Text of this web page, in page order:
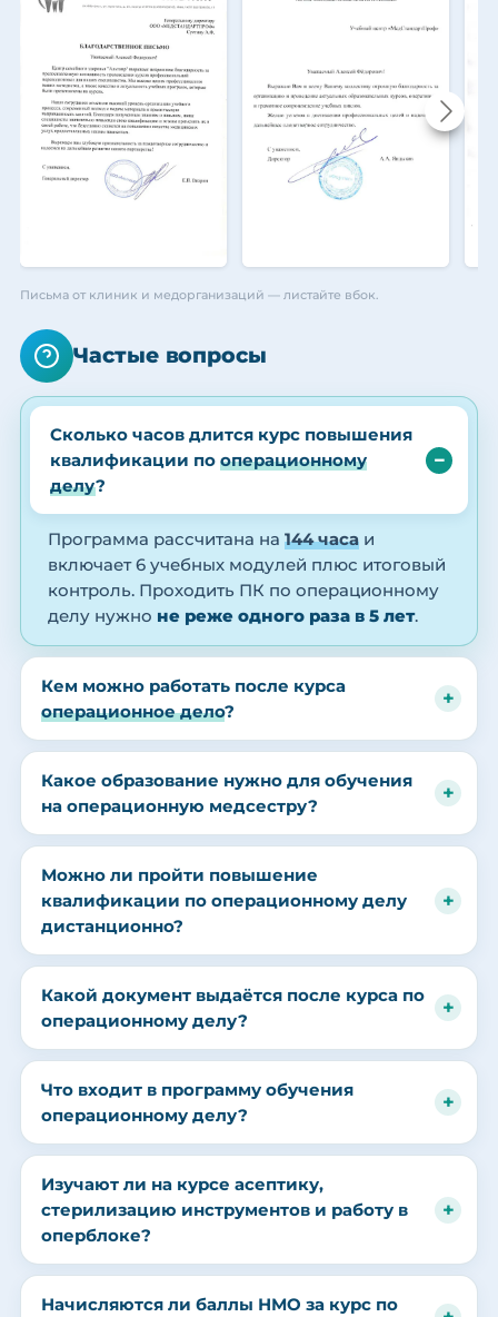
Письма от клиник и медорганизаций — листайте вбок.
Частые вопросы
Сколько часов длится курс повышения
квалификации по операционному
делу?
Программа рассчитана на 144 часа и
включает 6 учебных модулей плюс итоговый
контроль. Проходить ПК по операционному
делу нужно не реже одного раза в 5 лет.
Кем можно работать после курса
операционное дело?
Какое образование нужно для обучения
на операционную медсестру?
Можно ли пройти повышение
квалификации по операционному делу
дистанционно?
Какой документ выдаётся после курса по
операционному делу?
Что входит в программу обучения
операционному делу?
Изучают ли на курсе асептику,
стерилизацию инструментов и работу в
оперблоке?
Начисляются ли баллы НМО за курс по